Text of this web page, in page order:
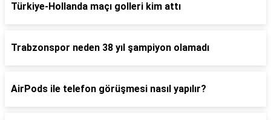
Türkiye-Hollanda maçı golleri kim attı
Trabzonspor neden 38 yıl şampiyon olamadı
AirPods ile telefon görüşmesi nasıl yapılır?